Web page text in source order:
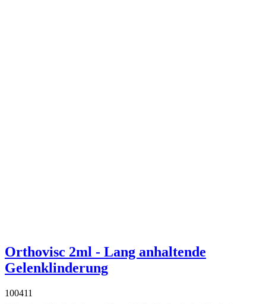
Orthovisc 2ml - Lang anhaltende
Gelenklinderung
100411